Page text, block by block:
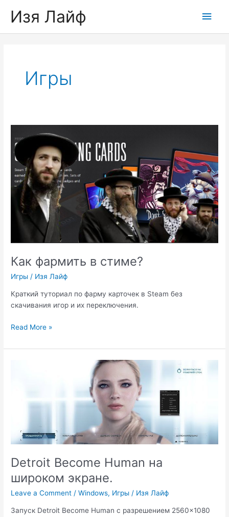
Изя Лайф
Main
Игры
Как фармить в стиме?
Игры / Изя Лайф
Краткий туториал по фарму карточек в Steam без
скачивания игор и их переключения.
Как
в
Read More »
Detroit Become Human на
широком экране.
Leave a Comment /Windows, Игры / Изя Лайф
Запуск Detroit Become Human с разрешением 2560×1080